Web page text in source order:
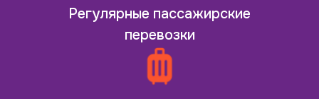
Регулярные пассажирские
перевозки